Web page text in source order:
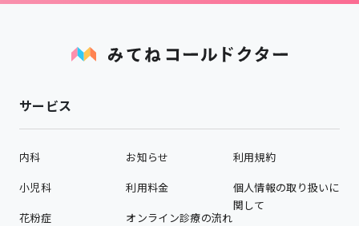
サービス
内科
小児科
花粉症
お知らせ
利用料金
オンライン診療の流れ
利用規約
個人情報の取り扱いに
関して